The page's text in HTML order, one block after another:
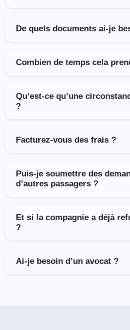
De quels documents ai-je
Combien de temps cela
Qu’est-ce qu’une
?
Facturez-vous des frais ?
Puis-je soumettre des
d’autres passagers ?
Et si la compagnie a déjà
?
Ai-je besoin d’un avocat ?